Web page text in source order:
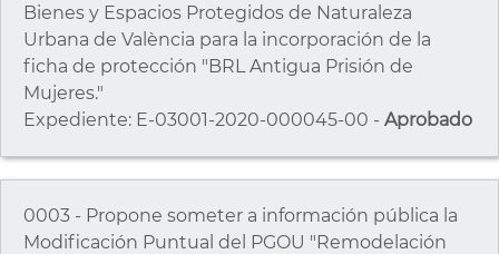
Bienes y Espacios Protegidos de Naturaleza
Urbana de València para la incorporación de la
ficha de protección "BRL Antigua Prisión de
Mujeres."
Expediente: E-03001-2020-000045-00 - Aprobado
0003 - Propone someter a información pública la
Modificación Puntual del PGOU "Remodelación